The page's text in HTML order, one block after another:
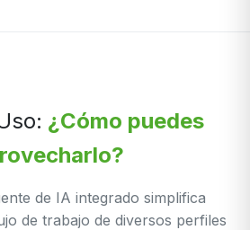
¿Cómo puedes
de IA integrado simplifica
de trabajo de diversos perfiles